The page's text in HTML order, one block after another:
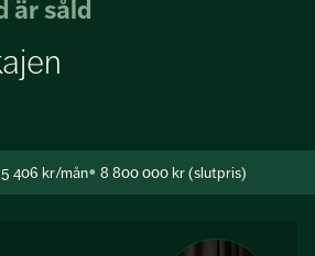
är såld
5 406 kr/mån 8 800 000 kr (slutpris)